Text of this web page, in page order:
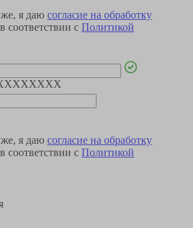
я даю согласие на обработку
в соответствии с Политикой
я даю согласие на обработку
в соответствии с Политикой